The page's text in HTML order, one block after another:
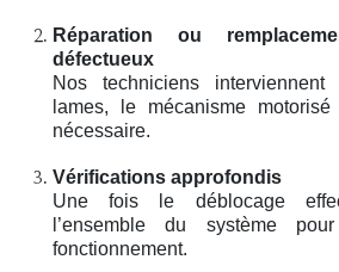
Réparation ou
défectueux
Nos techniciens
lames, le mécanisme
nécessaire.
Vérifications approfondis
Une fois le déblocage
l’ensemble du système
fonctionnement.